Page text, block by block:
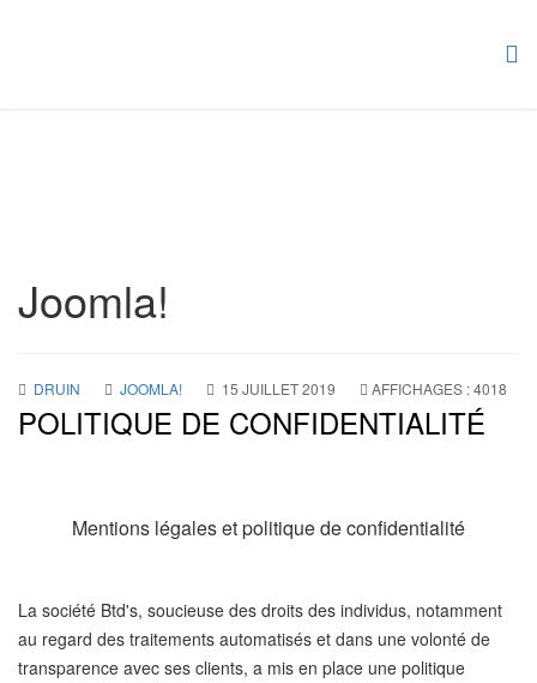
Joomla!
DRUIN JOOMLA! 15 JUILLET 2019 AFFICHAGES : 4018
POLITIQUE DE CONFIDENTIALITÉ
Mentions légales et politique de confidentialité
La société Btd's, soucieuse des droits des individus, notamment
au regard des traitements automatisés et dans une volonté de
transparence avec ses clients, a mis en place une politique